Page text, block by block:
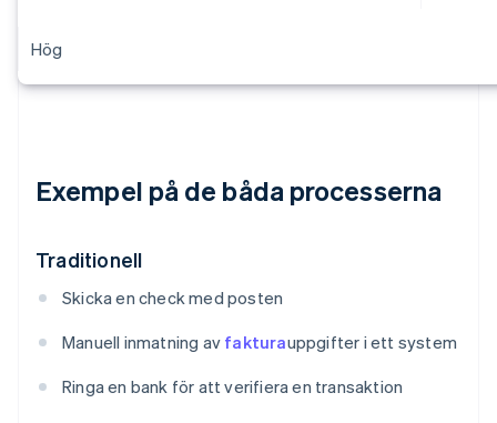
Hög
Exempel på de båda processerna
Traditionell
Skicka en check med posten
Manuell inmatning av fakturauppgifter i ett system
Ringa en bank för att verifiera en transaktion